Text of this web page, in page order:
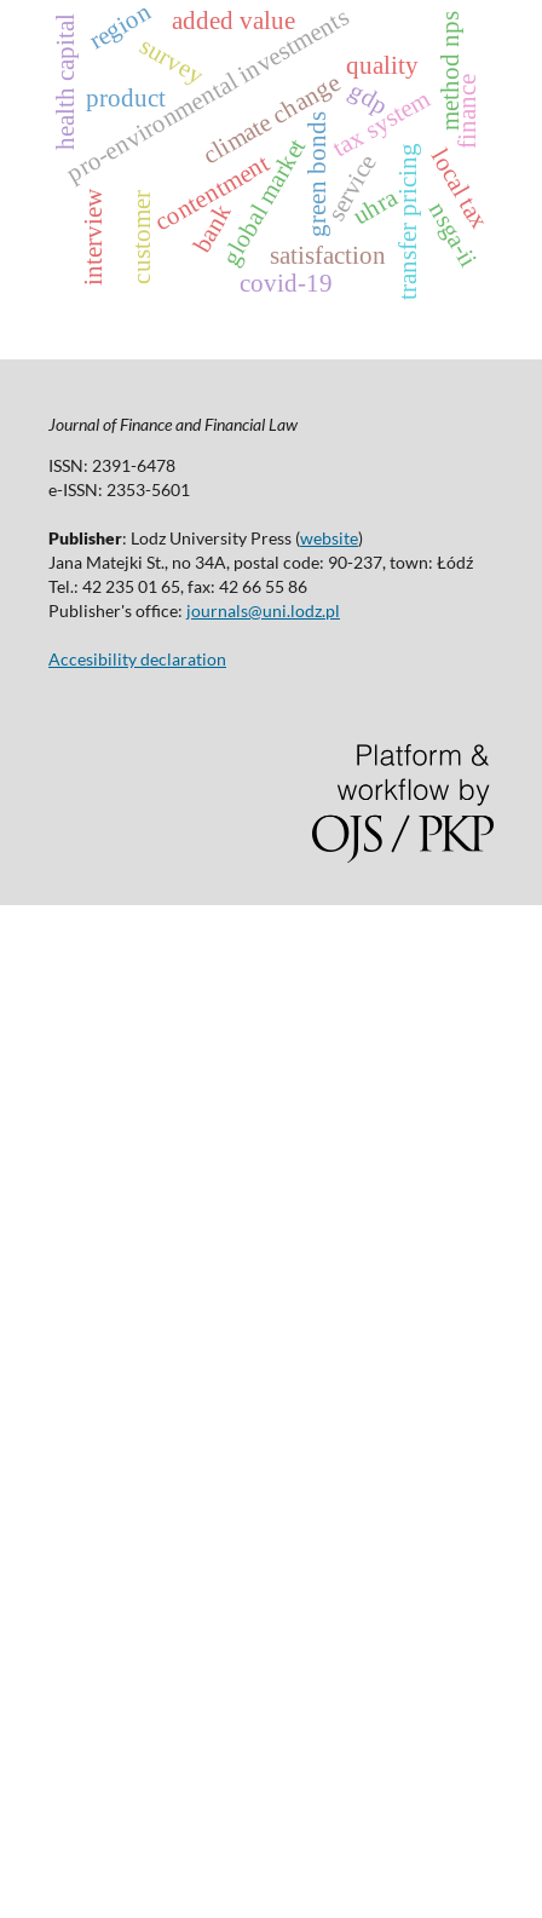
green bonds
pro-environmental investments
climate change
global market
tax system
transfer pricing
quality
satisfaction
contentment
product
service
customer
method nps
survey
interview bank
added value
local tax
health capital
covid-19
uhra
region
finance
gdp
nsga-ii
Journal of Finance and Financial Law
ISSN: 2391-6478
e-ISSN: 2353-5601
Publisher: Lodz University Press (website)
Jana Matejki St., no 34A, postal code: 90-237, town: Łódź
Tel.: 42 235 01 65, fax: 42 66 55 86
Publisher's office: journals@uni.lodz.pl
Accesibility declaration